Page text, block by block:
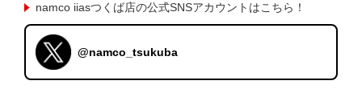
namco iiasつくば店の公式SNSアカウントはこちら！
@namco_tsukuba